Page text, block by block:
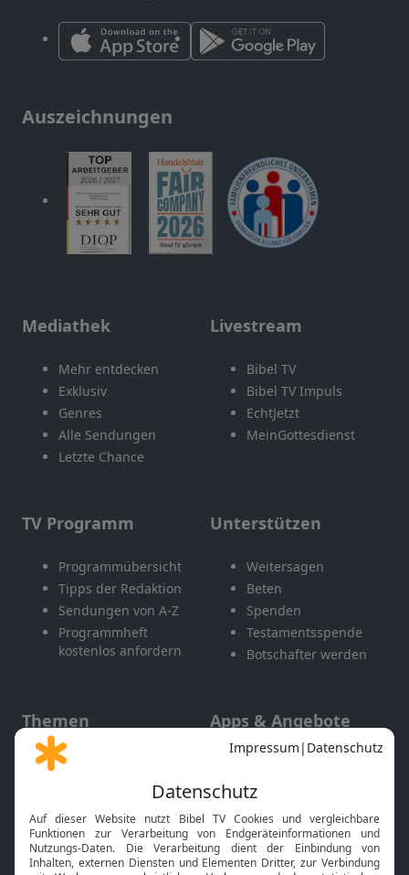
Auszeichnungen
Mediathek
Mehr entdecken
Exklusiv
Genres
Alle Sendungen
Letzte Chance
Livestream
Bibel TV
Bibel TV Impuls
EchtJetzt
MeinGottesdienst
TV Programm
Programmübersicht
Tipps der Redaktion
Sendungen von A-Z
Programmheft
kostenlos anfordern
Unterstützen
Weitersagen
Beten
Spenden
Testamentsspende
Botschafter werden
Themen
Gott und Bibel erklärt
Neuigkeiten
Apps & Angebote
Mobile App
Smart TV
HbbTV